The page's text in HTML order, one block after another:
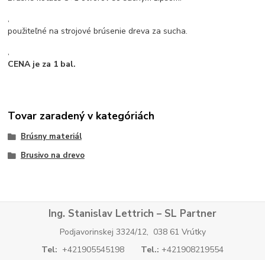
,
použiteľné na strojové brúsenie dreva za sucha.
,
CENA je za 1 bal.
Tovar zaradený v kategóriách
Brúsny materiál
Brusivo na drevo
Ing. Stanislav Lettrich – SL Partner
Podjavorinskej 3324/12, 038 61 Vrútky
Tel: +421905545198 Tel.: +421908219554